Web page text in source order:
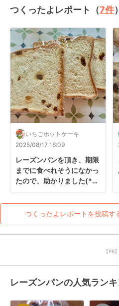
つくったよレポート（7件）
いちごホットケーキ
2025/08/17 16:09
レーズンパンを頂き、期限
までに食べれそうになかっ
たので、助かりました(*´-
ありがとうございました♡
つくったよレポートを投稿す
【PR】
レーズンパンの人気ラン